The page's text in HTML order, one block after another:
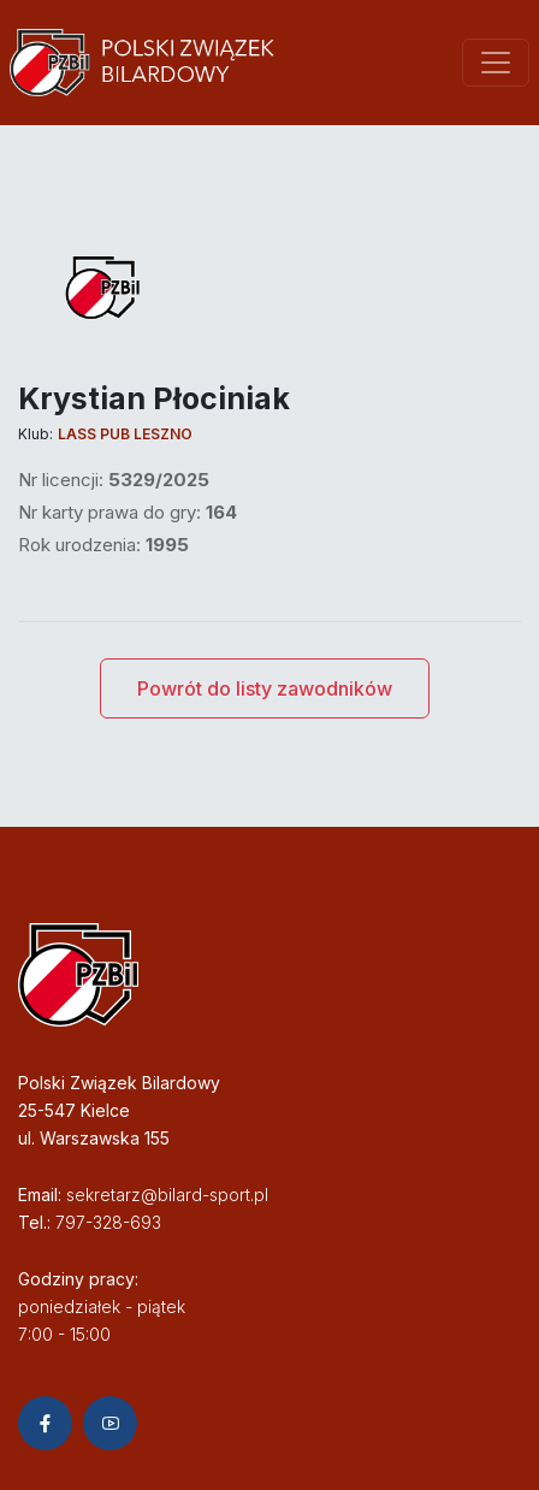
Krystian Płociniak
Klub: LASS PUB LESZNO
Nr licencji: 5329/2025
Nr karty prawa do gry: 164
Rok urodzenia: 1995
Powrót do listy zawodników
Polski Związek Bilardowy
25-547 Kielce
ul. Warszawska 155
Email: sekretarz@bilard-sport.pl
Tel.: 797-328-693
Godziny pracy:
poniedziałek - piątek
7:00 - 15:00